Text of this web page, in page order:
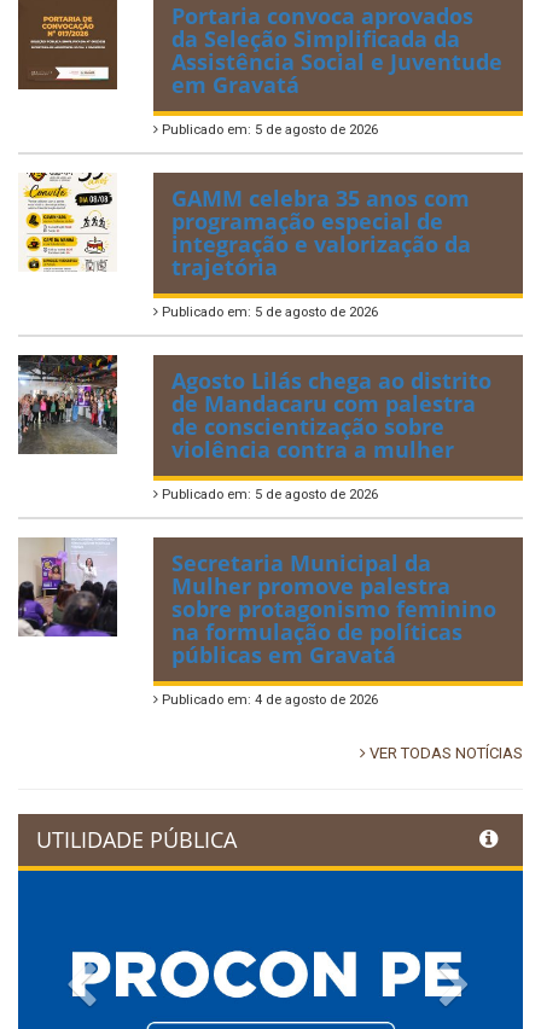
Portaria convoca aprovados
da Seleção Simplificada da
Assistência Social e Juventude
em Gravatá
Publicado em: 5 de agosto de 2026
GAMM celebra 35 anos com
programação especial de
integração e valorização da
trajetória
Publicado em: 5 de agosto de 2026
Agosto Lilás chega ao distrito
de Mandacaru com palestra
de conscientização sobre
violência contra a mulher
Publicado em: 5 de agosto de 2026
Secretaria Municipal da
Mulher promove palestra
sobre protagonismo feminino
na formulação de políticas
públicas em Gravatá
Publicado em: 4 de agosto de 2026
VER TODAS NOTÍCIAS
UTILIDADE PÚBLICA
Previous